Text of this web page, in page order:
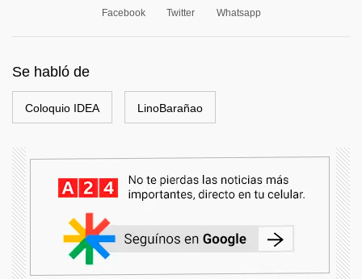
Facebook Twitter Whatsapp
Se habló de
Coloquio IDEA LinoBarañao